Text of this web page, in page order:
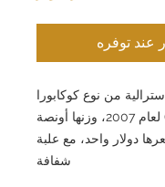
عند توفره
من نوع كوكابورا
(كينجفيشر) لعام 2007، وزنها أونصة
دولار واحد، مع علبة
شفافة